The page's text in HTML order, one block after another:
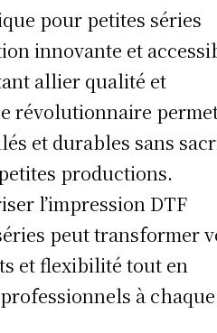
pour petites séries
innovante et
allier qualité et
révolutionnaire
et durables sans
productions.
l’impression DTF
peut transformer
et flexibilité tout en
à chaque